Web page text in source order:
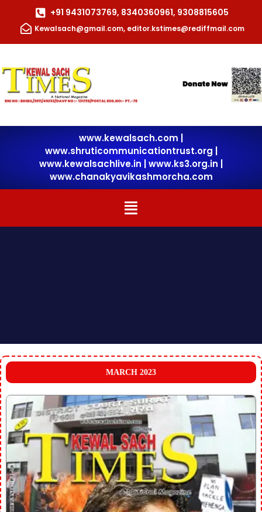
content
+91 9431073769, 8340360961, 9308815605
Kewalsach@gmail.com, editor.kstimes@rediffmail.com
www.kewalsach.com
www.shruticommunicationtrust.org
www.kewalsachlive.in
www.ks3.org.in |
www.chanakyavikashmorcha.com
Menu
MARCH 2023